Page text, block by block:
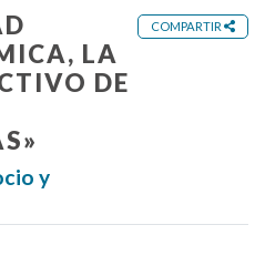
LA
DE
y
COMPARTIR